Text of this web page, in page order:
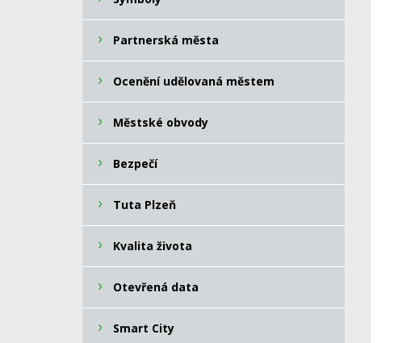
Partnerská města
Ocenění udělovaná městem
Městské obvody
Bezpečí
Tuta Plzeň
Kvalita života
Otevřená data
Smart City